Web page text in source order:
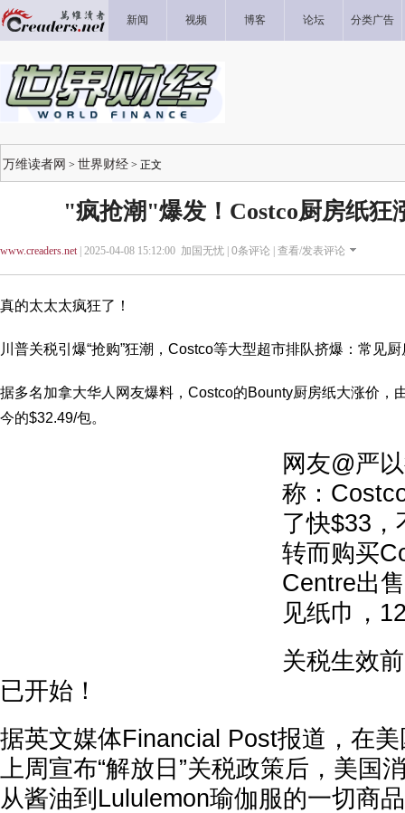
新闻 视频 博客 论坛 分类广告
万维读者网 > 世界财经 > 正文
"疯抢潮"爆发！Costco厨房纸狂
www.creaders.net| 2025-04-08 15:12:00 加国无忧 | 0条评论 | 查看/发表评论
真的太太太疯狂了！
川普关税引爆“抢购”狂潮，Costco等大型超市排队挤爆：常见
据多名加拿大华人网友爆料，Costco的Bounty厨房纸大涨价，
今的$32.49/包。
网友@严
称：
了快$33，
转而购买
Centre出
见纸巾，
关税生效
已开始！
据英文媒体Financial Post报道，在美
上周宣布“解放日”关税政策后，美国
从酱油到Lululemon瑜伽服的一切商